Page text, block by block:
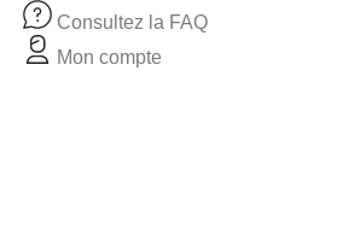
Consultez la FAQ
Mon compte